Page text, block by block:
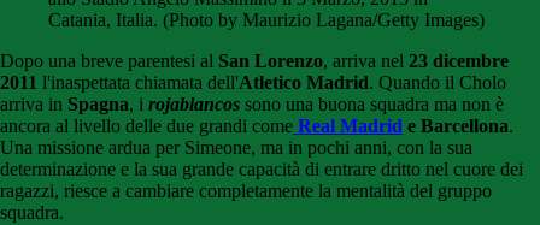
Catania, Italia. (Photo by Maurizio Lagana/Getty Images)
Dopo una breve parentesi al San Lorenzo, arriva nel 23 dicembre
2011 l'inaspettata chiamata dell'Atletico Madrid. Quando il Cholo
arriva in Spagna, i rojablancos sono una buona squadra ma non è
ancora al livello delle due grandi come Real Madrid e Barcellona.
Una missione ardua per Simeone, ma in pochi anni, con la sua
determinazione e la sua grande capacità di entrare dritto nel cuore dei
ragazzi, riesce a cambiare completamente la mentalità del gruppo
squadra.